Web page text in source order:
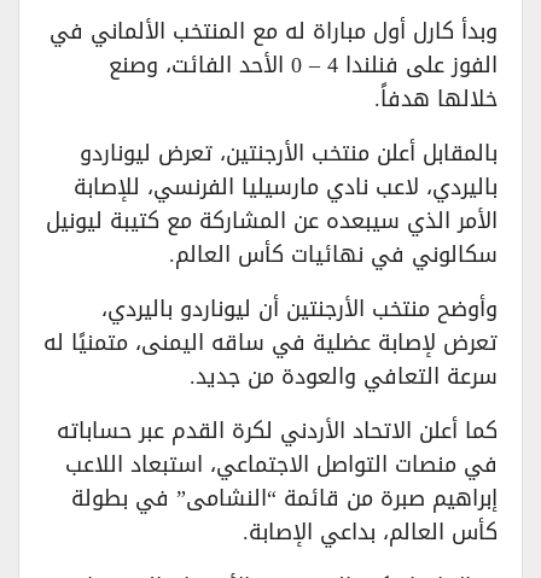
وبدأ كارل أول مباراة له مع المنتخب الألماني في
الفوز على فنلندا 4 – 0 الأحد الفائت، وصنع
خلالها هدفاً.
بالمقابل أعلن منتخب الأرجنتين، تعرض ليوناردو
باليردي، لاعب نادي مارسيليا الفرنسي، للإصابة
الأمر الذي سيبعده عن المشاركة مع كتيبة ليونيل
سكالوني في نهائيات كأس العالم.
وأوضح منتخب الأرجنتين أن ليوناردو باليردي،
تعرض لإصابة عضلية في ساقه اليمنى، متمنيًا له
سرعة التعافي والعودة من جديد.
كما أعلن الاتحاد الأردني لكرة القدم عبر حساباته
في منصات التواصل الاجتماعي، استبعاد اللاعب
إبراهيم صبرة من قائمة “النشامى” في بطولة
كأس العالم، بداعي الإصابة.